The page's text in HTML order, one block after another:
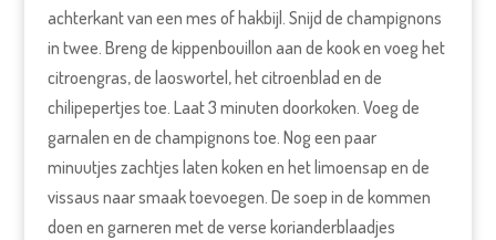
achterkant van een mes of hakbijl. Snijd de champignons
in twee. Breng de kippenbouillon aan de kook en voeg het
citroengras, de laoswortel, het citroenblad en de
chilipepertjes toe. Laat 3 minuten doorkoken. Voeg de
garnalen en de champignons toe. Nog een paar
minuutjes zachtjes laten koken en het limoensap en de
vissaus naar smaak toevoegen. De soep in de kommen
doen en garneren met de verse korianderblaadjes